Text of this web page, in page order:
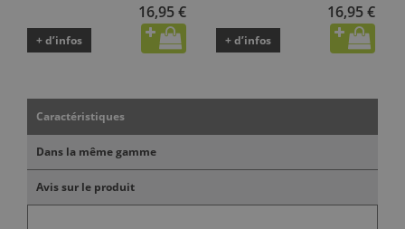
16,95 €
+ d’infos
16,95 €
+ d’infos
Caractéristiques
Dans la même gamme
Avis sur le produit